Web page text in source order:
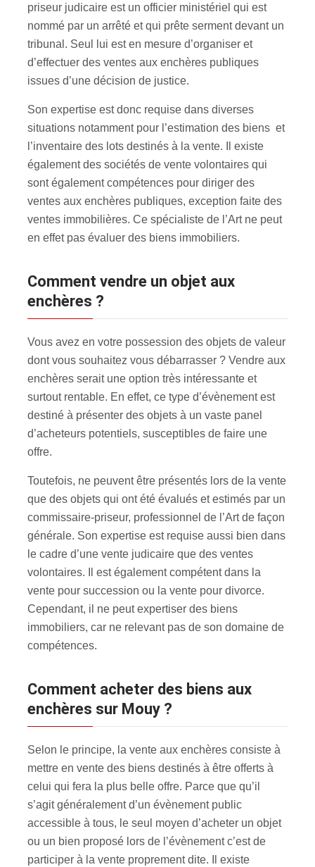
priseur judicaire est un officier ministériel qui est
nommé par un arrêté et qui prête serment devant un
tribunal. Seul lui est en mesure d’organiser et
d’effectuer des ventes aux enchères publiques
issues d’une décision de justice.
Son expertise est donc requise dans diverses
situations notamment pour l’estimation des biens et
l’inventaire des lots destinés à la vente. Il existe
également des sociétés de vente volontaires qui
sont également compétences pour diriger des
ventes aux enchères publiques, exception faite des
ventes immobilières. Ce spécialiste de l’Art ne peut
en effet pas évaluer des biens immobiliers.
Comment vendre un objet aux
enchères ?
Vous avez en votre possession des objets de valeur
dont vous souhaitez vous débarrasser ? Vendre aux
enchères serait une option très intéressante et
surtout rentable. En effet, ce type d’évènement est
destiné à présenter des objets à un vaste panel
d’acheteurs potentiels, susceptibles de faire une
offre.
Toutefois, ne peuvent être présentés lors de la vente
que des objets qui ont été évalués et estimés par un
commissaire-priseur, professionnel de l’Art de façon
générale. Son expertise est requise aussi bien dans
le cadre d’une vente judicaire que des ventes
volontaires. Il est également compétent dans la
vente pour succession ou la vente pour divorce.
Cependant, il ne peut expertiser des biens
immobiliers, car ne relevant pas de son domaine de
compétences.
Comment acheter des biens aux
enchères sur Mouy ?
Selon le principe, la vente aux enchères consiste à
mettre en vente des biens destinés à être offerts à
celui qui fera la plus belle offre. Parce que qu’il
s’agit généralement d’un évènement public
accessible à tous, le seul moyen d’acheter un objet
ou un bien proposé lors de l’évènement c’est de
participer à la vente proprement dite. Il existe